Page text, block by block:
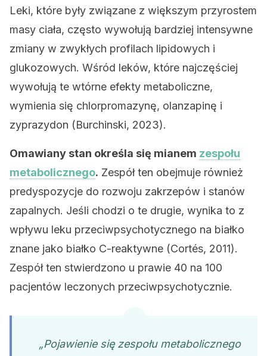
Leki, które były związane z większym przyrostem
masy ciała, często wywołują bardziej intensywne
zmiany w zwykłych profilach lipidowych i
glukozowych. Wśród leków, które najczęściej
wywołują te wtórne efekty metaboliczne,
wymienia się chlorpromazynę, olanzapinę i
zyprazydon (Burchinski, 2023).
Omawiany stan określa się mianem zespołu
metabolicznego. Zespół ten obejmuje również
predyspozycje do rozwoju zakrzepów i stanów
zapalnych. Jeśli chodzi o te drugie, wynika to z
wpływu leku przeciwpsychotycznego na białko
znane jako białko C-reaktywne (Cortés, 2011).
Zespół ten stwierdzono u prawie 40 na 100
pacjentów leczonych przeciwpsychotycznie.
„Pojawienie się zespołu metabolicznego